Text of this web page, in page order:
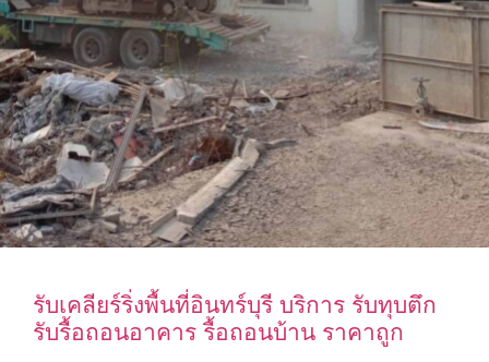
รับเคลียร์ริ่งพื้นที่อินทร์บุรี บริการ รับทุบตึก
รับรื้อถอนอาคาร รื้อถอนบ้าน ราคาถูก